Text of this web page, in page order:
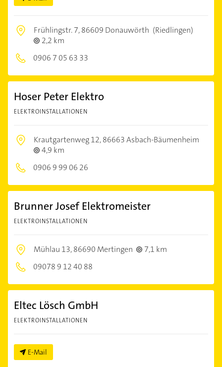
Frühlingstr. 7,86609 Donauwörth (Riedlingen)
2,2 km
0906 7 05 63 33
Hoser Peter Elektro
ELEKTROINSTALLATIONEN
Krautgartenweg 12,86663 Asbach-Bäumenheim
4,9 km
0906 9 99 06 26
Brunner Josef Elektromeister
ELEKTROINSTALLATIONEN
Mühlau 13,86690 Mertingen
7,1 km
09078 9 12 40 88
Eltec Lösch GmbH
ELEKTROINSTALLATIONEN
E-Mail